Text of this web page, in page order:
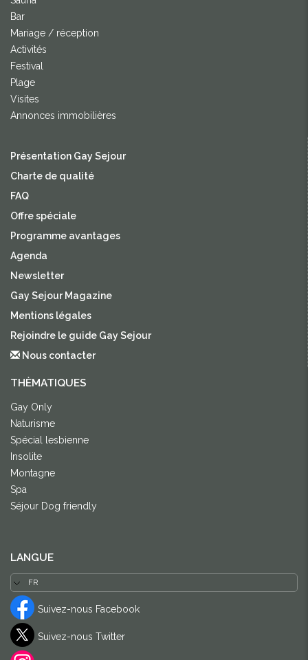
Bar
Mariage / réception
Activités
Festival
Plage
Visites
Annonces immobilières
Présentation Gay Sejour
Charte de qualité
FAQ
Offre spéciale
Programme avantages
Agenda
Newsletter
Gay Sejour Magazine
Mentions légales
Rejoindre le guide Gay Sejour
Nous contacter
THÈMATIQUES
Gay Only
Naturisme
Spécial lesbienne
Insolite
Montagne
Spa
Séjour Dog friendly
LANGUE
Suivez-nous Facebook
Suivez-nous Twitter